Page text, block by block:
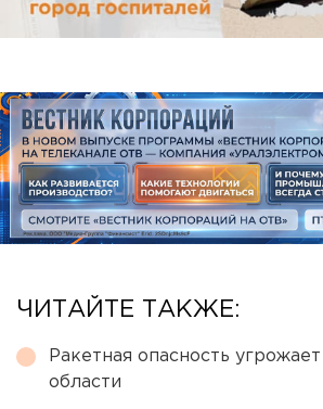
ЧИТАЙТЕ ТАКЖЕ:
Ракетная опасность
области